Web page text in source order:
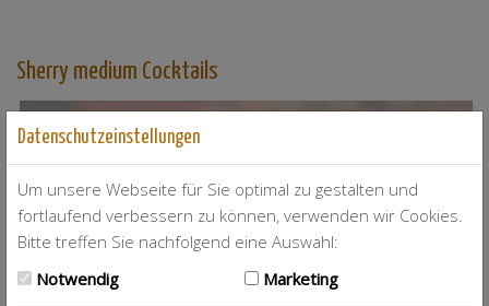
Sherry medium Cocktails
2
Paparita
Simply Red
Datenschutzeinstellungen
Um unsere Webseite für Sie optimal zu gestalten und
fortlaufend verbessern zu können, verwenden wir Cookies.
Bitte treffen Sie nachfolgend eine Auswahl:
Notwendig
Marketing